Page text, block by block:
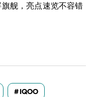
舰，亮点速览不容错
IQOO